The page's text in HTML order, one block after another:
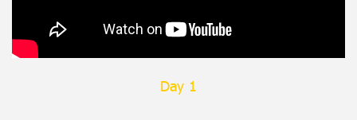
Day 1